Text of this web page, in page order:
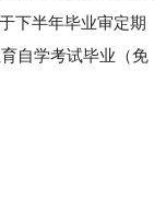
下半年毕业审定期
自学考试毕业（免